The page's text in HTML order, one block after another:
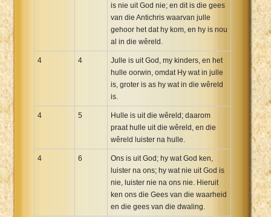
is nie uit God nie; en dit is die gees
van die Antichris waarvan julle
gehoor het dat hy kom, en hy is nou
al in die wêreld.
4 4
Julle is uit God, my kinders, en het
hulle oorwin, omdat Hy wat in julle
is, groter is as hy wat in die wêreld
is.
4 5
Hulle is uit die wêreld; daarom
praat hulle uit die wêreld, en die
wêreld luister na hulle.
4 6
Ons is uit God; hy wat God ken,
luister na ons; hy wat nie uit God is
nie, luister nie na ons nie. Hieruit
ken ons die Gees van die waarheid
en die gees van die dwaling.